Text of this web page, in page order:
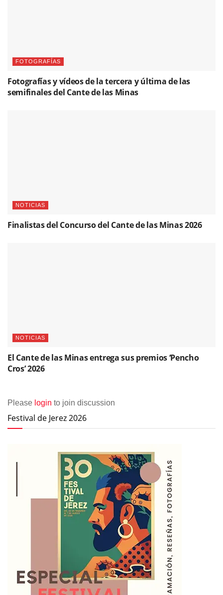
FOTOGRAFÍAS
Fotografías y vídeos de la tercera y última de las
semifinales del Cante de las Minas
NOTICIAS
Finalistas del Concurso del Cante de las Minas 2026
NOTICIAS
El Cante de las Minas entrega sus premios ‘Pencho
Cros’ 2026
Please login to join discussion
Festival de Jerez 2026